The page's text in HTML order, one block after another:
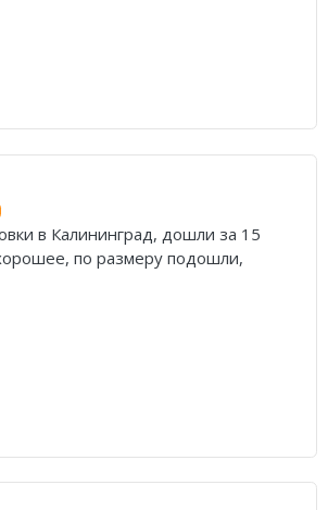
в Калининград, дошли за 15
по размеру подошли,